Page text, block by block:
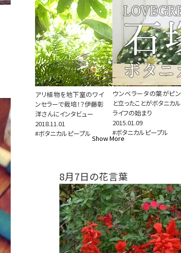
アリ植物を地下室のワイ
ンセラーで栽培！？伊藤彰
洋さんにインタビュー
2018.11.01
#ボタニカルピープル
ウンベラータの葉がピン
と立ったことがボタニカル
ライフの始まり
2015.01.09
#ボタニカルピープル
Show More
8月7日の花言葉